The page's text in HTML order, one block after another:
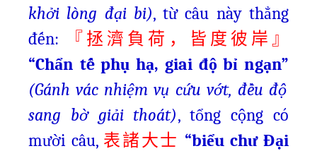
khởi lòng đại bi), từ câu này thẳng
đến:
『拯濟負荷，皆度彼岸』
“Chẩn tế phụ hạ, giai độ bỉ ngạn”
(Gánh vác nhiệm vụ cứu vớt, đều độ
sang bờ giải thoát), tổng cộng có
mười câu, 表諸大士 “biểu chư Đại